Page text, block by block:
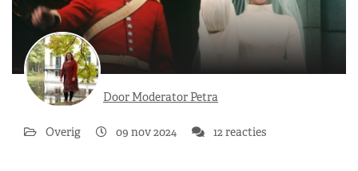
Door Moderator Petra
Overig 09 nov 2024 12 reacties